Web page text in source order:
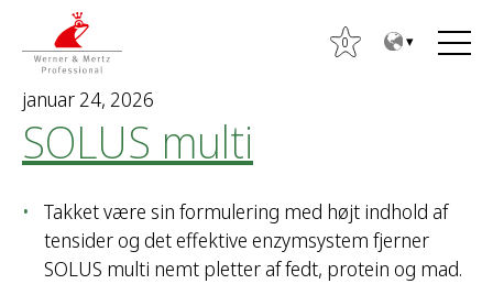
0
januar 24, 2026
SOLUS multi
Takket være sin formulering med højt indhold af
tensider og det effektive enzymsystem fjerner
SOLUS multi nemt pletter af fedt, protein og mad.